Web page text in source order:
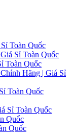
Toàn Quốc
Sỉ Toàn Quốc
Toàn Quốc
Hãng | Giá Sỉ
Toàn Quốc
Sỉ Toàn Quốc
Quốc
Quốc